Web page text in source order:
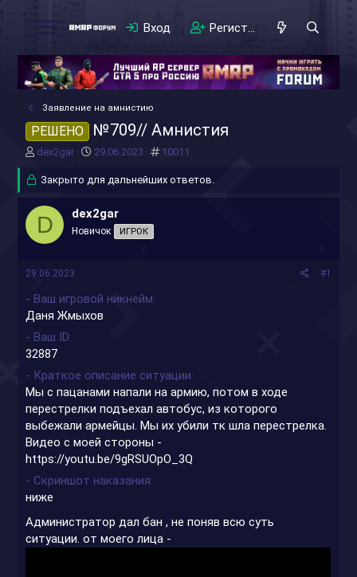
Вход Регистрация
Заявление на амнистию
РЕШЕНО №709// Амнистия
А
т
р
dex2gar
Д
т
н
ч
29.06.2023 #10011
Закрыто для дальнейших ответов.
D dex2gar
Новичок ИГРОК
29.06.2023 #1
- Ваш игровой никнейм
Даня Жмыхов
- Ваш ID
32887
- Краткое описание ситуации
Мы с пацанами напали на армию, потом в ходе
перестрелки подъехал автобус, из которого
выбежали армейцы. Мы их убили тк шла перестрелка.
Видео с моей стороны -
https://youtu.be/9gRSUOpO_3Q
- Скриншот наказания
ниже
Администратор дал бан , не поняв всю суть
ситуации. от моего лица -